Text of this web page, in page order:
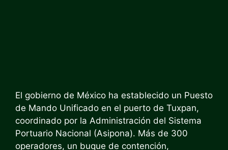
El gobierno de México ha establecido un Puesto
de Mando Unificado en el puerto de Tuxpan,
coordinado por la Administración del Sistema
Portuario Nacional (Asipona). Más de 300
operadores, un buque de contención,